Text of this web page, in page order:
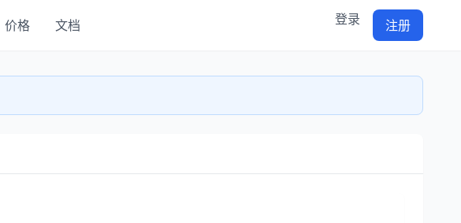
价格 文档 登录 注册